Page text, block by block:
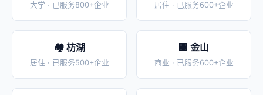
大学 · 已服务800+企业 居住 · 已服务600+企业
🏘️ 枋湖
居住 · 已服务500+企业
🏢 金山
商业 · 已服务600+企业